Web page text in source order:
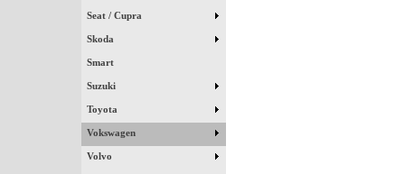
Seat / Cupra
Skoda
Smart
Suzuki
Toyota
Vokswagen
Volvo